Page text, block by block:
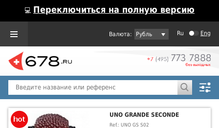
💻 Переключиться на полную версию
Рубль Ru Eng
UNO GRANDE SECONDE
Ref.: UNO GS S02